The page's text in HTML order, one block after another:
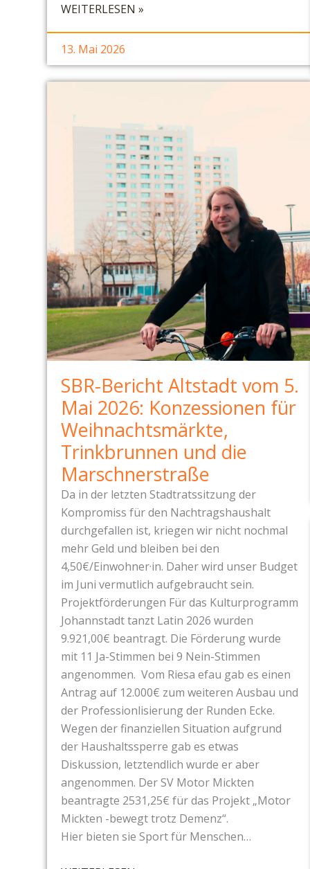
WEITERLESEN »
R
P
S
C
H
E
N
1
2
.
0
5
.
2
0
6
V
O
N
B
A
U
S
T
E
L
L
E
N
-
D
A
U
E
R
B
R
E
N
N
13. Mai 2026
SBR-Bericht Altstadt vom 5.
Mai 2026: Konzessionen für
Weihnachtsmärkte,
Trinkbrunnen und die
Marschnerstraße
Da in der letzten Stadtratssitzung der
Kompromiss für den Nachtragshaushalt
durchgefallen ist, kriegen wir nicht nochmal
mehr Geld und bleiben bei den
4,50€/Einwohner·in. Daher wird unser Budget
im Juni vermutlich aufgebraucht sein.
Projektförderungen Für das Kulturprogramm
Johannstadt tanzt Latin 2026 wurden
9.921,00€ beantragt. Die Förderung wurde
mit 11 Ja-Stimmen bei 9 Nein-Stimmen
angenommen. Vom Riesa efau gab es einen
Antrag auf 12.000€ zum weiteren Ausbau und
der Professionlisierung der Runden Ecke.
Wegen der finanziellen Situation aufgrund
der Haushaltssperre gab es etwas
Diskussion, letztendlich wurde er aber
angenommen. Der SV Motor Mickten
beantragte 2531,25€ für das Projekt „Motor
Mickten -bewegt trotz Demenz“.
Hier bieten sie Sport für Menschen…